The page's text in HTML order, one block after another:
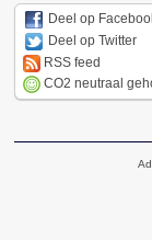
Deel op
Deel op Twitter
RSS feed
CO2 neutraal